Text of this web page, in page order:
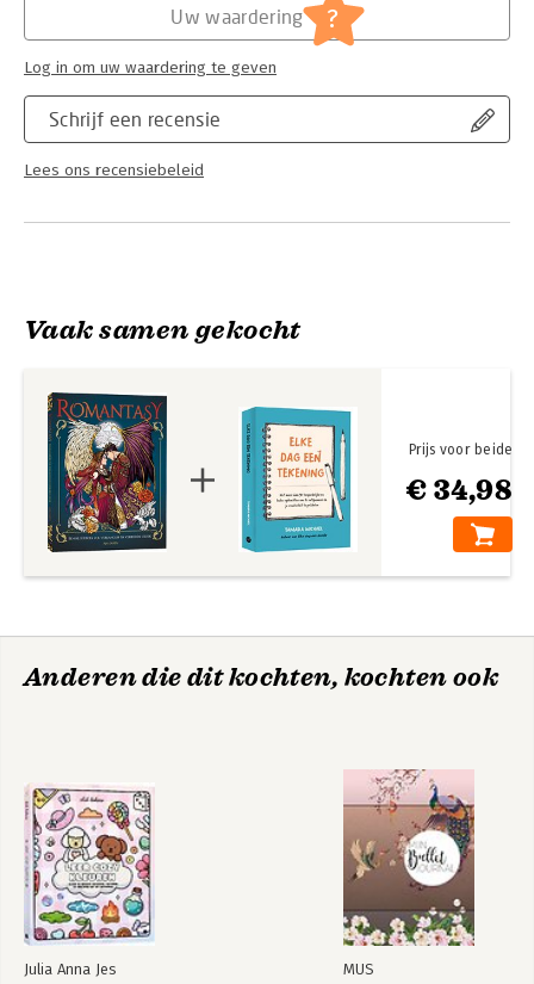
Schrijf een recensie
Lees ons recensiebeleid
Uw waardering ?
Log in om uw waardering te geven
Vaak samen gekocht
€ 34,98
Prijs voor beide
Anderen die dit kochten, kochten ook
Julia Anna Jes MUS